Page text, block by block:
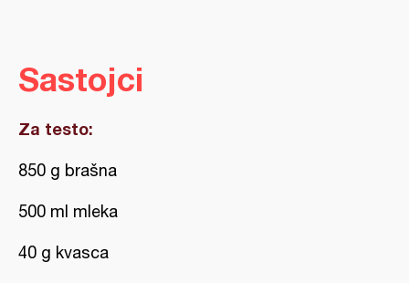
Sastojci
Za testo:
850 g brašna
500 ml mleka
40 g kvasca